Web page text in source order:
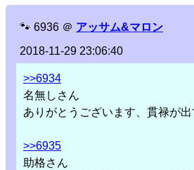
🐾 6936 ＠ アッサム&マロン
2018-11-29 23:06:40
>>6934
名無しさん
ありがとうございます、貫禄が
>>6935
助格さん